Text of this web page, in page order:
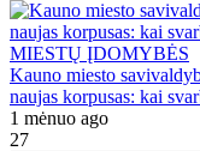
MIESTŲ ĮDOMYBĖS
Kauno miesto
naujas korpusas: kai
1 mėnuo ago
27